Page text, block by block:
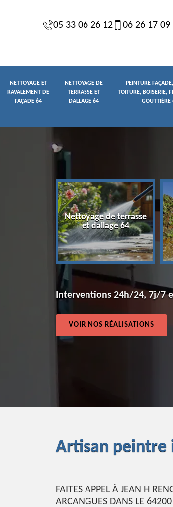
05 33 06 26 12 06 26 17 09
NETTOYAGE ET
RAVALEMENT DE
FAÇADE 64
NETTOYAGE DE
TERRASSE ET
DALLAGE 64
PEINTURE
TOITURE, BOISERIE,
GOUTTIÈRE
Nettoyage de terrasse
et dallage 64
Interventions 24h/24, 7j/7
VOIR NOS RÉALISATIONS
Artisan peintre
FAITES APPEL À JEAN H
ARCANGUES DANS LE 64200